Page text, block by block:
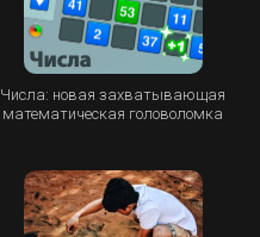
Числа: новая захватывающая
математическая головоломка